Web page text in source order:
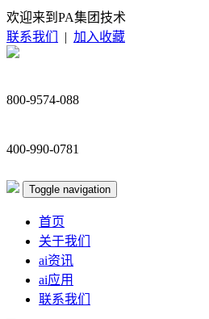
欢迎来到PA集团技术
联系我们
| 加入收藏
800-9574-088
400-990-0781
Toggle navigation
首页
关于我们
ai资讯
ai应用
联系我们